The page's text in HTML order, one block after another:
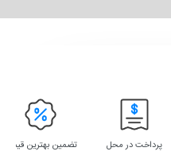
پرداخت در محل تضمین بهترین قیمت